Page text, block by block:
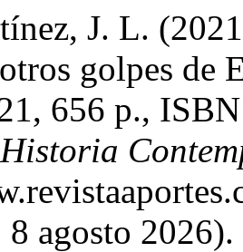
J. L.
golpes de
656 p.,
agosto 2026).